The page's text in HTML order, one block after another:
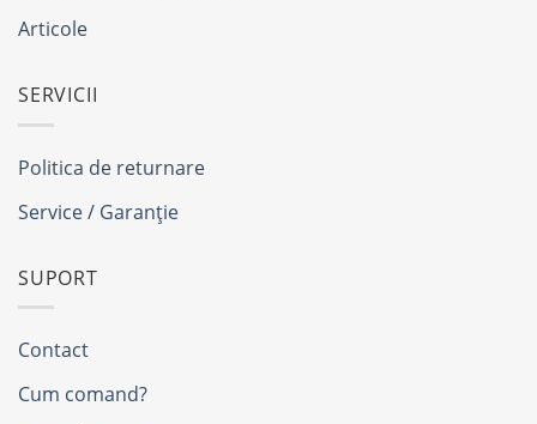
Articole
SERVICII
Politica de returnare
Service / Garanție
SUPORT
Contact
Cum comand?